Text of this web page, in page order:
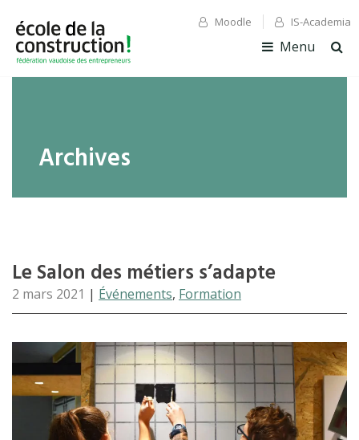
✕ Fermer
✕ Fermer
Moodle IS-Academia
Menu
la
Archives
Le Salon des métiers s’adapte
2 mars 2021 | Événements, Formation